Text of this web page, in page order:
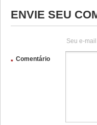
ENVIE SEU
Seu e-
Comentário
*